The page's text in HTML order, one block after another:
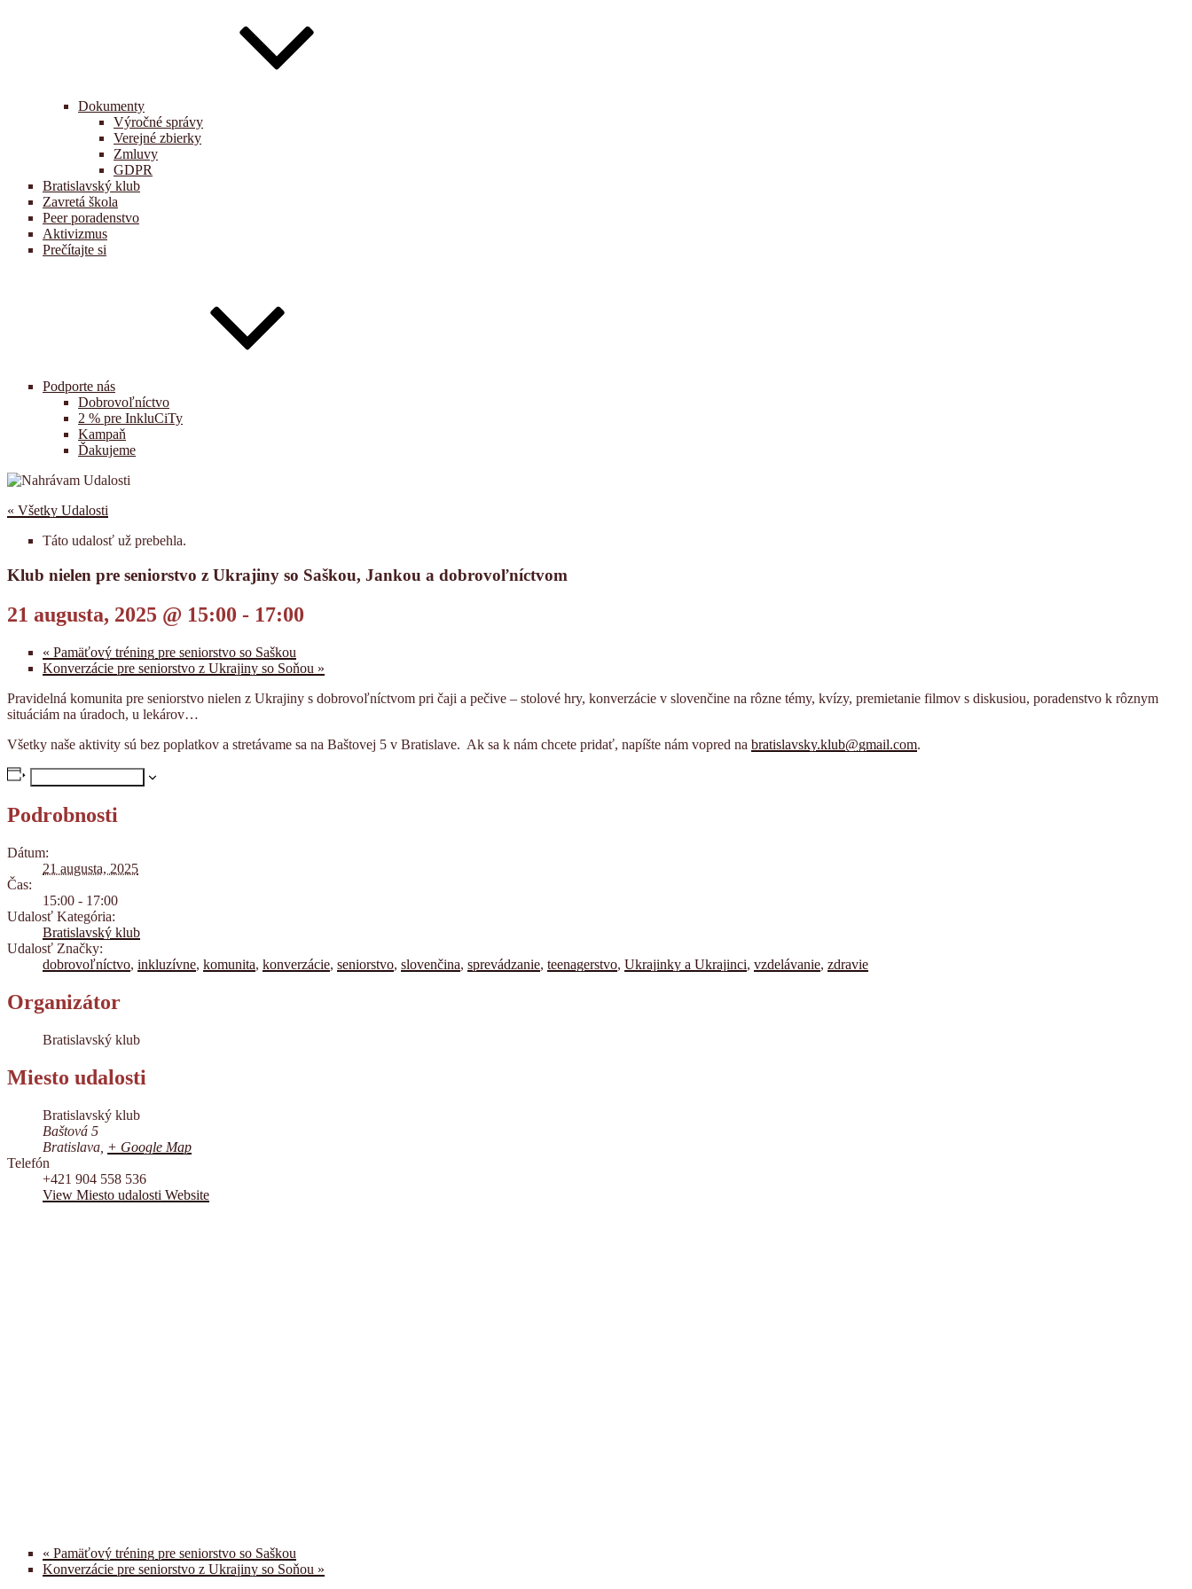
Dokumenty
Výročné správy
Verejné zbierky
Zmluvy
GDPR
Bratislavský klub
Zavretá škola
Peer poradenstvo
Aktivizmus
Prečítajte si
Podporte nás
Dobrovoľníctvo
2 % pre InkluCiTy
Kampaň
Ďakujeme
« Všetky Udalosti
Táto udalosť už prebehla.
Klub nielen pre seniorstvo z Ukrajiny so Saškou, Jankou a dobrovoľníctvom
21 augusta, 2025 @ 15:00 - 17:00
« Pamäťový tréning pre seniorstvo so Saškou
Konverzácie pre seniorstvo z Ukrajiny so Soňou »
Pravidelná komunita pre seniorstvo nielen z Ukrajiny s dobrovoľníctvom pri čaji a pečive – stolové hry, konverzácie v slovenčine na rôzne témy, kvízy, premietanie filmov s diskusiou, poradenstvo k rôznym
situáciám na úradoch, u lekárov…
Všetky naše aktivity sú bez poplatkov a stretávame sa na Baštovej 5 v Bratislave. Ak sa k nám chcete pridať, napíšte nám vopred na bratislavsky.klub@gmail.com.
Podrobnosti
Dátum:
21 augusta, 2025
Čas:
15:00 - 17:00
Udalosť Kategória:
Bratislavský klub
Udalosť Značky:
dobrovoľníctvo, inkluzívne, komunita, konverzácie, seniorstvo, slovenčina, sprevádzanie, teenagerstvo, Ukrajinky a Ukrajinci, vzdelávanie, zdravie
Organizátor
Bratislavský klub
Miesto udalosti
Bratislavský klub
Baštová 5
Bratislava + Google Map
Telefón
+421 904 558 536
View Miesto udalosti Website
« Pamäťový tréning pre seniorstvo so Saškou
Konverzácie pre seniorstvo z Ukrajiny so Soňou »